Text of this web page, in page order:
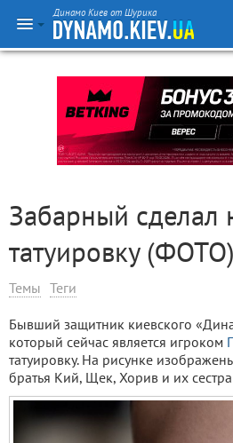
Динамо Киев от Шурика
Забарный сделал
татуировку (ФОТО)
Темы Теги
Бывший защитник киевского
который сейчас является игроком
татуировку. На рисунке
братья Кий, Щек, Хорив и их